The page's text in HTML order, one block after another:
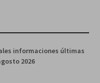
informaciones últimas
2026